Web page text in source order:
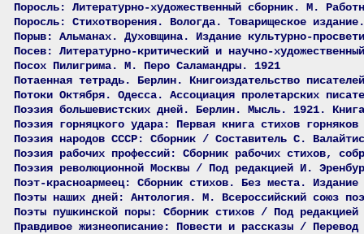
Поросль: Литературно-художественный сборник. М.
Поросль: Стихотворения. Вологда. Товарищеское
Порыв: Альманах. Духовщина. Издание культурно-
Посев: Литературно-критический и научно-
Посох Пилигрима. М. Перо Саламандры. 1921
Потаенная тетрадь. Берлин. Книгоиздательство
Потоки Октября. Одесса. Ассоциация пролетарских
Поэзия большевистских дней. Берлин. Мысль. 1921.
Поэзия горняцкого удара: Первая книга стихов
Поэзия народов СССР: Сборник / Составитель С.
Поэзия рабочих профессий: Сборник рабочих стихов,
Поэзия революционной Москвы / Под редакцией И.
Поэт-красноармеец: Сборник стихов. Без места.
Поэты наших дней: Антология. М. Всероссийский союз
Поэты пушкинской поры: Сборник стихов / Под
Правдивое жизнеописание: Повести и рассказы /